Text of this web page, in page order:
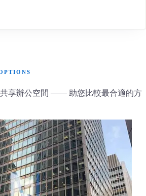
享辦公空間 —— 助您比較最合適的方